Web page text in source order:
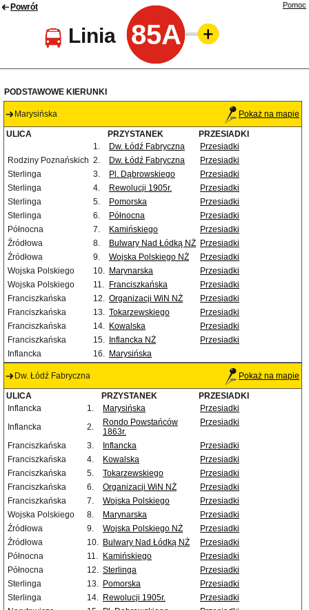
Powrót
Linia 85A
Pomoc
PODSTAWOWE KIERUNKI
Marysińska Pokaż na mapie
ULICA PRZYSTANEK
PRZESIADKI
1.
Dw. Łódź Fabryczna
Przesiadki
Rodziny Poznańskich 2. Dw. Łódź Fabryczna
Przesiadki
Sterlinga
3. Pl. Dąbrowskiego
Przesiadki
Sterlinga
4. Rewolucji 1905r.
Przesiadki
Sterlinga
5. Pomorska
Przesiadki
Sterlinga
6. Północna
Przesiadki
Północna
7. Kamińskiego
Przesiadki
Źródłowa
8. Bulwary Nad Łódką NŻ Przesiadki
Źródłowa
9. Wojska Polskiego NŻ
Przesiadki
Wojska Polskiego
10. Marynarska
Przesiadki
Wojska Polskiego
11. Franciszkańska
Przesiadki
Franciszkańska
12. Organizacji WiN NŻ
Przesiadki
Franciszkańska
13. Tokarzewskiego
Przesiadki
Franciszkańska
14. Kowalska
Przesiadki
Franciszkańska
15. Inflancka NŻ
Przesiadki
Inflancka
16. Marysińska
Dw. Łódź Fabryczna Pokaż na mapie
ULICA PRZYSTANEK
PRZESIADKI
Inflancka
1. Marysińska
Przesiadki
Inflancka
2.
Rondo Powstańców
1863r.
Przesiadki
Franciszkańska 3. Inflancka
Przesiadki
Franciszkańska
4. Kowalska
Przesiadki
Franciszkańska
5. Tokarzewskiego
Przesiadki
Franciszkańska
6. Organizacji WiN NŻ
Przesiadki
Franciszkańska
7. Wojska Polskiego
Przesiadki
Wojska Polskiego
8. Marynarska
Przesiadki
Źródłowa
9. Wojska Polskiego NŻ
Przesiadki
Źródłowa
10. Bulwary Nad Łódką NŻ
Przesiadki
Północna
11. Kamińskiego
Przesiadki
Północna
12. Sterlinga
Przesiadki
Sterlinga
13. Pomorska
Przesiadki
Sterlinga
14. Rewolucji 1905r.
Przesiadki